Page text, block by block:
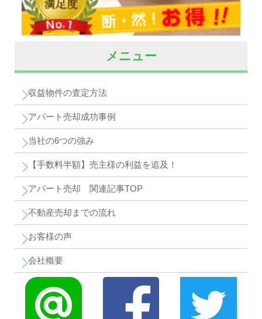
メニュー
収益物件の査定方法
アパート売却成功事例
当社の6つの強み
【手数料半額】売主様の利益を追及！
アパート売却 関連記事TOP
不動産売却までの流れ
お客様の声
会社概要